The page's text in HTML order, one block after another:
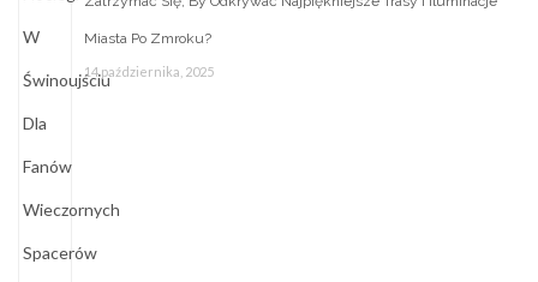
Miasta Po Zmroku?
14 października, 2025